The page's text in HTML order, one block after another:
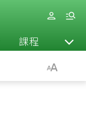
課程 退休